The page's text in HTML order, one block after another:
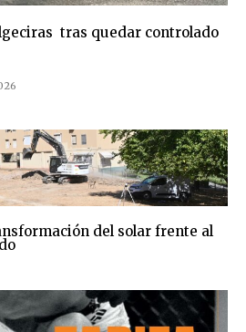
tras quedar controlado
del solar frente al